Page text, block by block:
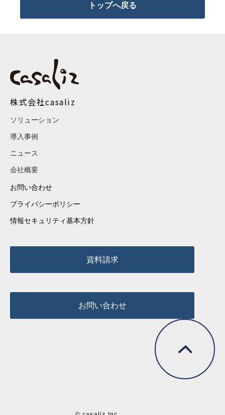
トップへ戻る
株式会社casaliz
ソリューション
導入事例
ニュース
会社概要
お問い合わせ
プライバシーポリシー
情報セキュリティ基本方針
資料請求
お問い合わせ